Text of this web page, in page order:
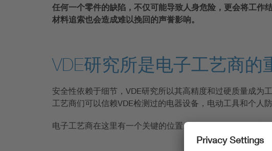
任何一个零件的缺陷，不仅可能导致人身危险，更会将工作
材料追索也会造成难以挽回的声誉影响。
VDE研究所是电子工艺商的
安全性依赖于细节，VDE研究所以其高精度和过硬质量成为
工艺商们可以信赖VDE检测过的电器设备，电动工具和个人
电子工艺商在这里有一个关键的位置。而对于他们来说，带